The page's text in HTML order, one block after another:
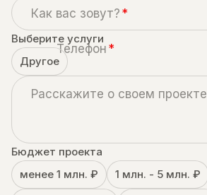
Как вас зовут? *
Телефон *
Выберите услуги
Другое
Расскажите о своем проекте
Бюджет проекта
менее 1 млн. ₽
1 млн. - 5 млн. ₽